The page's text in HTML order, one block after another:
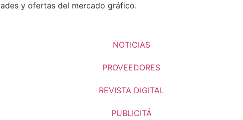
y ofertas del mercado gráfico.
NOTICIAS
PROVEEDORES
REVISTA DIGITAL
PUBLICITÁ